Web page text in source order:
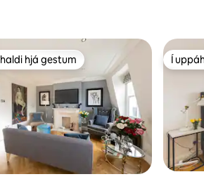
hjá gestum
hjá gestum Í
Í